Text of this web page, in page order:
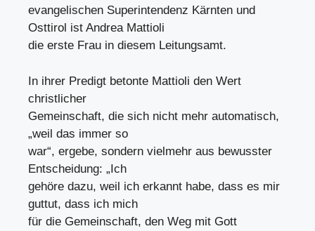
evangelischen Superintendenz Kärnten und
Osttirol ist Andrea Mattioli
die erste Frau in diesem Leitungsamt.
In ihrer Predigt betonte Mattioli den Wert
christlicher
Gemeinschaft, die sich nicht mehr automatisch,
„weil das immer so
war“, ergebe, sondern vielmehr aus bewusster
Entscheidung: „Ich
gehöre dazu, weil ich erkannt habe, dass es mir
guttut, dass ich mich
für die Gemeinschaft, den Weg mit Gott